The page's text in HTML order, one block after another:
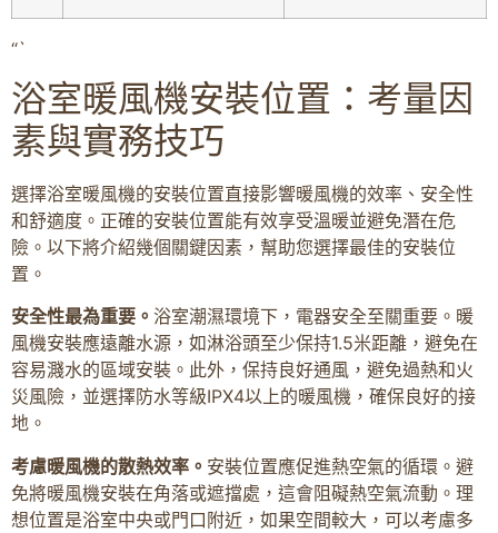
“`
浴室暖風機安裝位置：考量因
素與實務技巧
選擇浴室暖風機的安裝位置直接影響暖風機的效率、安全性
和舒適度。正確的安裝位置能有效享受溫暖並避免潛在危
險。以下將介紹幾個關鍵因素，幫助您選擇最佳的安裝位
置。
安全性最為重要。 浴室潮濕環境下，電器安全至關重要。暖
風機安裝應遠離水源，如淋浴頭至少保持1.5米距離，避免在
容易濺水的區域安裝。此外，保持良好通風，避免過熱和火
災風險，並選擇防水等級IPX4以上的暖風機，確保良好的接
地。
考慮暖風機的散熱效率。 安裝位置應促進熱空氣的循環。避
免將暖風機安裝在角落或遮擋處，這會阻礙熱空氣流動。理
想位置是浴室中央或門口附近，如果空間較大，可以考慮多